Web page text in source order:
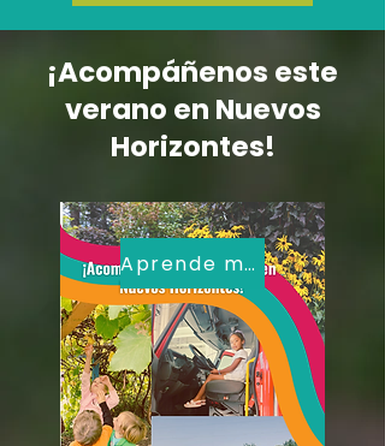
¡Acompáñenos este
verano en Nuevos
Horizontes!
Aprende más